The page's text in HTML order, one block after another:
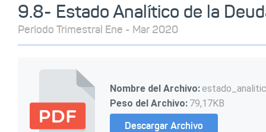
9.8- Estado Analítico de la
Período Trimestral Ene - Mar 2020
Nombre del Archivo:
Peso del Archivo: 79,17KB
Descargar Archivo